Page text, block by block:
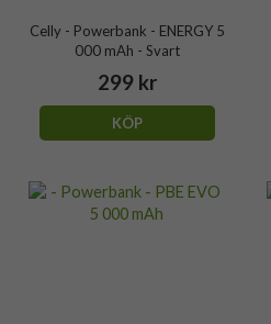
Celly - Powerbank - ENERGY 5
000 mAh - Svart
299 kr
KÖP